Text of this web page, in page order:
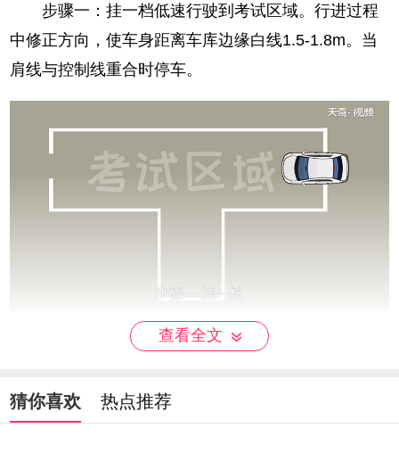
步骤一：挂一档低速行驶到考试区域。行进过程
中修正方向，使车身距离车库边缘白线1.5-1.8m。当
肩线与控制线重合时停车。
步骤二：停车超过三秒后，挂倒挡低速行驶，当
死。
查看全文
猜你喜欢 热点推荐